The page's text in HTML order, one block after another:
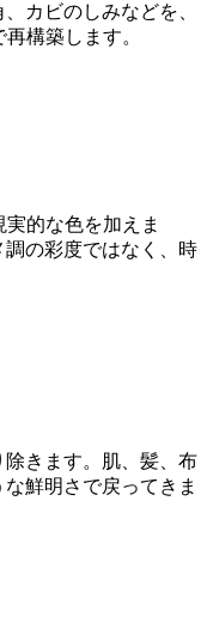
カビのしみなどを、
構築します。
的な色を加えま
の彩度ではなく、時
きます。肌、髪、布
鮮明さで戻ってきま